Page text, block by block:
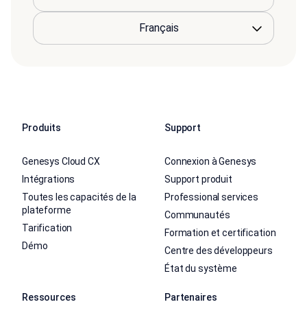
Produits
Genesys Cloud CX
Intégrations
Toutes les capacités de la
plateforme
Tarification
Démo
Support
Connexion à Genesys
Support produit
Professional services
Communautés
Formation et certification
Centre des développeurs
État du système
Ressources Partenaires